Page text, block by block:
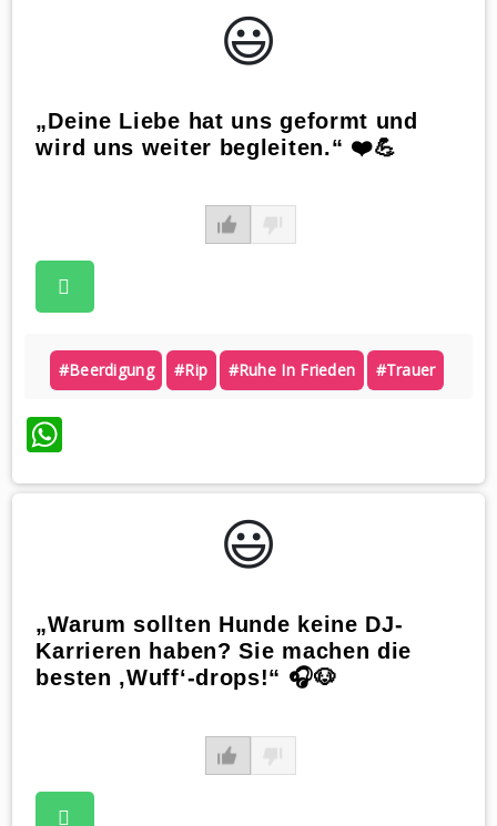
😃️
„Deine Liebe hat uns geformt und
wird uns weiter begleiten.“ ❤️💪
#beerdigung #rip #ruhe In Frieden #trauer
WhatsApp
😃️
„Warum sollten Hunde keine DJ-
Karrieren haben? Sie machen die
besten ‚Wuff‘-drops!“ 🎧🐶